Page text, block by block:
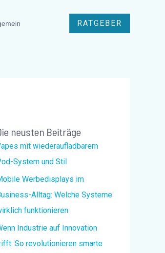
RATGEBER
neusten Beiträge
mit wiederaufladbarem
System und Stil
Werbedisplays im
Alltag: Welche Systeme
funktionieren
Industrie auf Innovation
So revolutionieren smarte